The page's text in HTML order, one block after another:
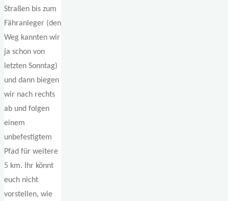
Straßen bis zum
Fähranleger (den
Weg kannten wir
ja schon von
letzten Sonntag)
und dann biegen
wir nach rechts
ab und folgen
einem
unbefestigtem
Pfad für weitere
5 km. Ihr könnt
euch nicht
vorstellen, wie